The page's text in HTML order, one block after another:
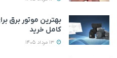
بهترین موتور برق
کامل خرید